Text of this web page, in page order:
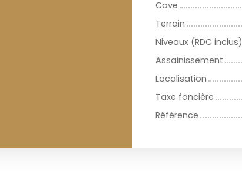
Cave
Terrain
Niveaux (RDC inclus)
Assainissement
Localisation
Taxe foncière
Référence